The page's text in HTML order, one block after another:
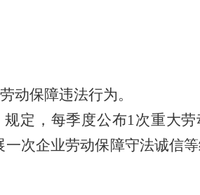
动保障违法行为。
定，每季度公布1次重大
次企业劳动保障守法诚信等